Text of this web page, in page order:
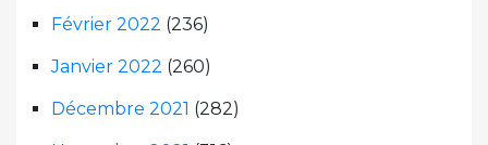
Février 2022 (236)
Janvier 2022 (260)
Décembre 2021 (282)